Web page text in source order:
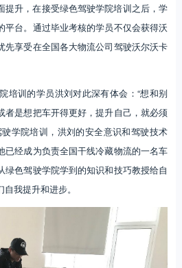
提升，在接受绿色驾驶学院培训之后，学
平台。通过毕业考核的学员不仅会获得沃
先享受在全国各大物流公司驾驶沃尔沃卡
培训的学员洪刘对此深有体会：“想和别
者是想把车开得更好，提升自己，就必须
学院培训，洪刘的安全意识和驾驶技术
已经成为负责全国干线冷藏物流的一名车
绿色驾驶学院学到的知识和技巧教授给自
我提升和进步。